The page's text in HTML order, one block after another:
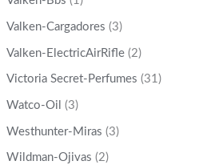
Valken-Cargadores (3)
Valken-ElectricAirRifle (2)
Victoria Secret-Perfumes (31)
Watco-Oil (3)
Westhunter-Miras (3)
Wildman-Ojivas (2)